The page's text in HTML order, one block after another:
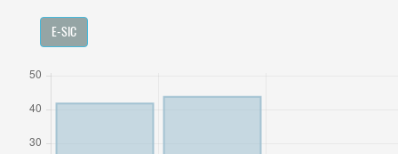
E-SIC